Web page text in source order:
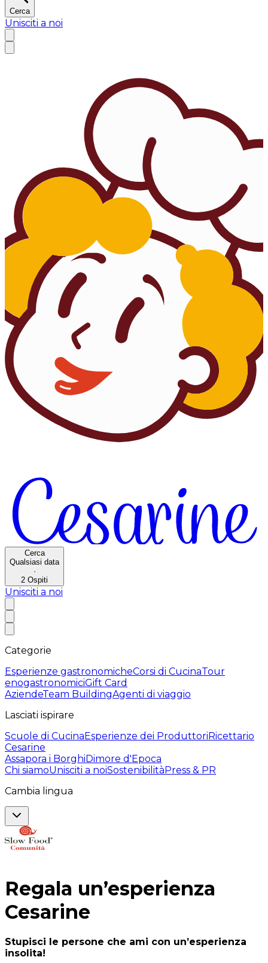
Cerca
Unisciti a noi
Cerca
Qualsiasi data
·
2 Ospiti
Unisciti a noi
Categorie
Esperienze gastronomicheCorsi di CucinaTour
enogastronomiciGift Card
AziendeTeam BuildingAgenti di viaggio
Lasciati ispirare
Scuole di CucinaEsperienze dei ProduttoriRicettario
Cesarine
Assapora i BorghiDimore d'Epoca
Chi siamoUnisciti a noiSostenibilitàPress & PR
Cambia lingua
Regala un’esperienza
Cesarine
Stupisci le persone che ami con un’esperienza
insolita!